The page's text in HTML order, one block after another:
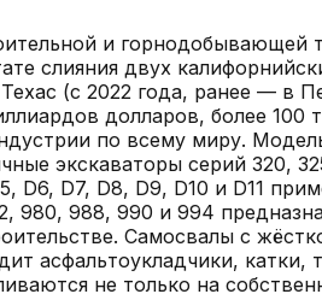
и горнодобывающей
слияния двух
(с 2022 года, ранее — в
долларов, более
по всему миру.
экскаваторы серий 320,
D6, D7, D8, D9, D10 и D11
980, 988, 990 и 994
Самосвалы с
асфальтоукладчики,
не только на